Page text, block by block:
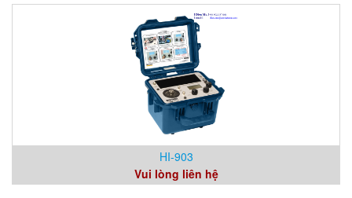
HI-903
Vui lòng liên hệ